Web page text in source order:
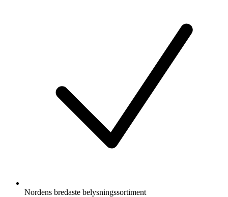
Nordens bredaste belysningssortiment